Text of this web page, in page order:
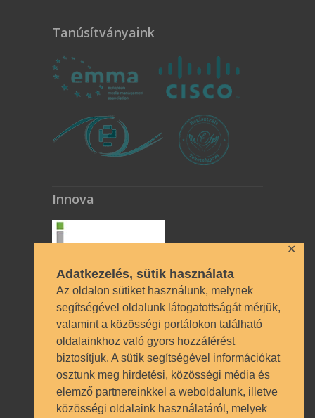
Adatkezelés, sütik használata
Az oldalon sütiket használunk, melynek
segítségével oldalunk látogatottságát mérjük,
valamint a közösségi portálokon található
oldalainkhoz való gyors hozzáférést
biztosítjuk. A sütik segítségével információkat
osztunk meg hirdetési, közösségi média és
elemző partnereinkkel a weboldalunk, illetve
közösségi oldalaink használatáról, melyek
✕
Tanúsítványaink
Innova
Technikai azonosítók
OM azonosító 035490 | Működési
engedély BP/1009/03987/2023.
Nyilvántartásba vételi szám TSzI034